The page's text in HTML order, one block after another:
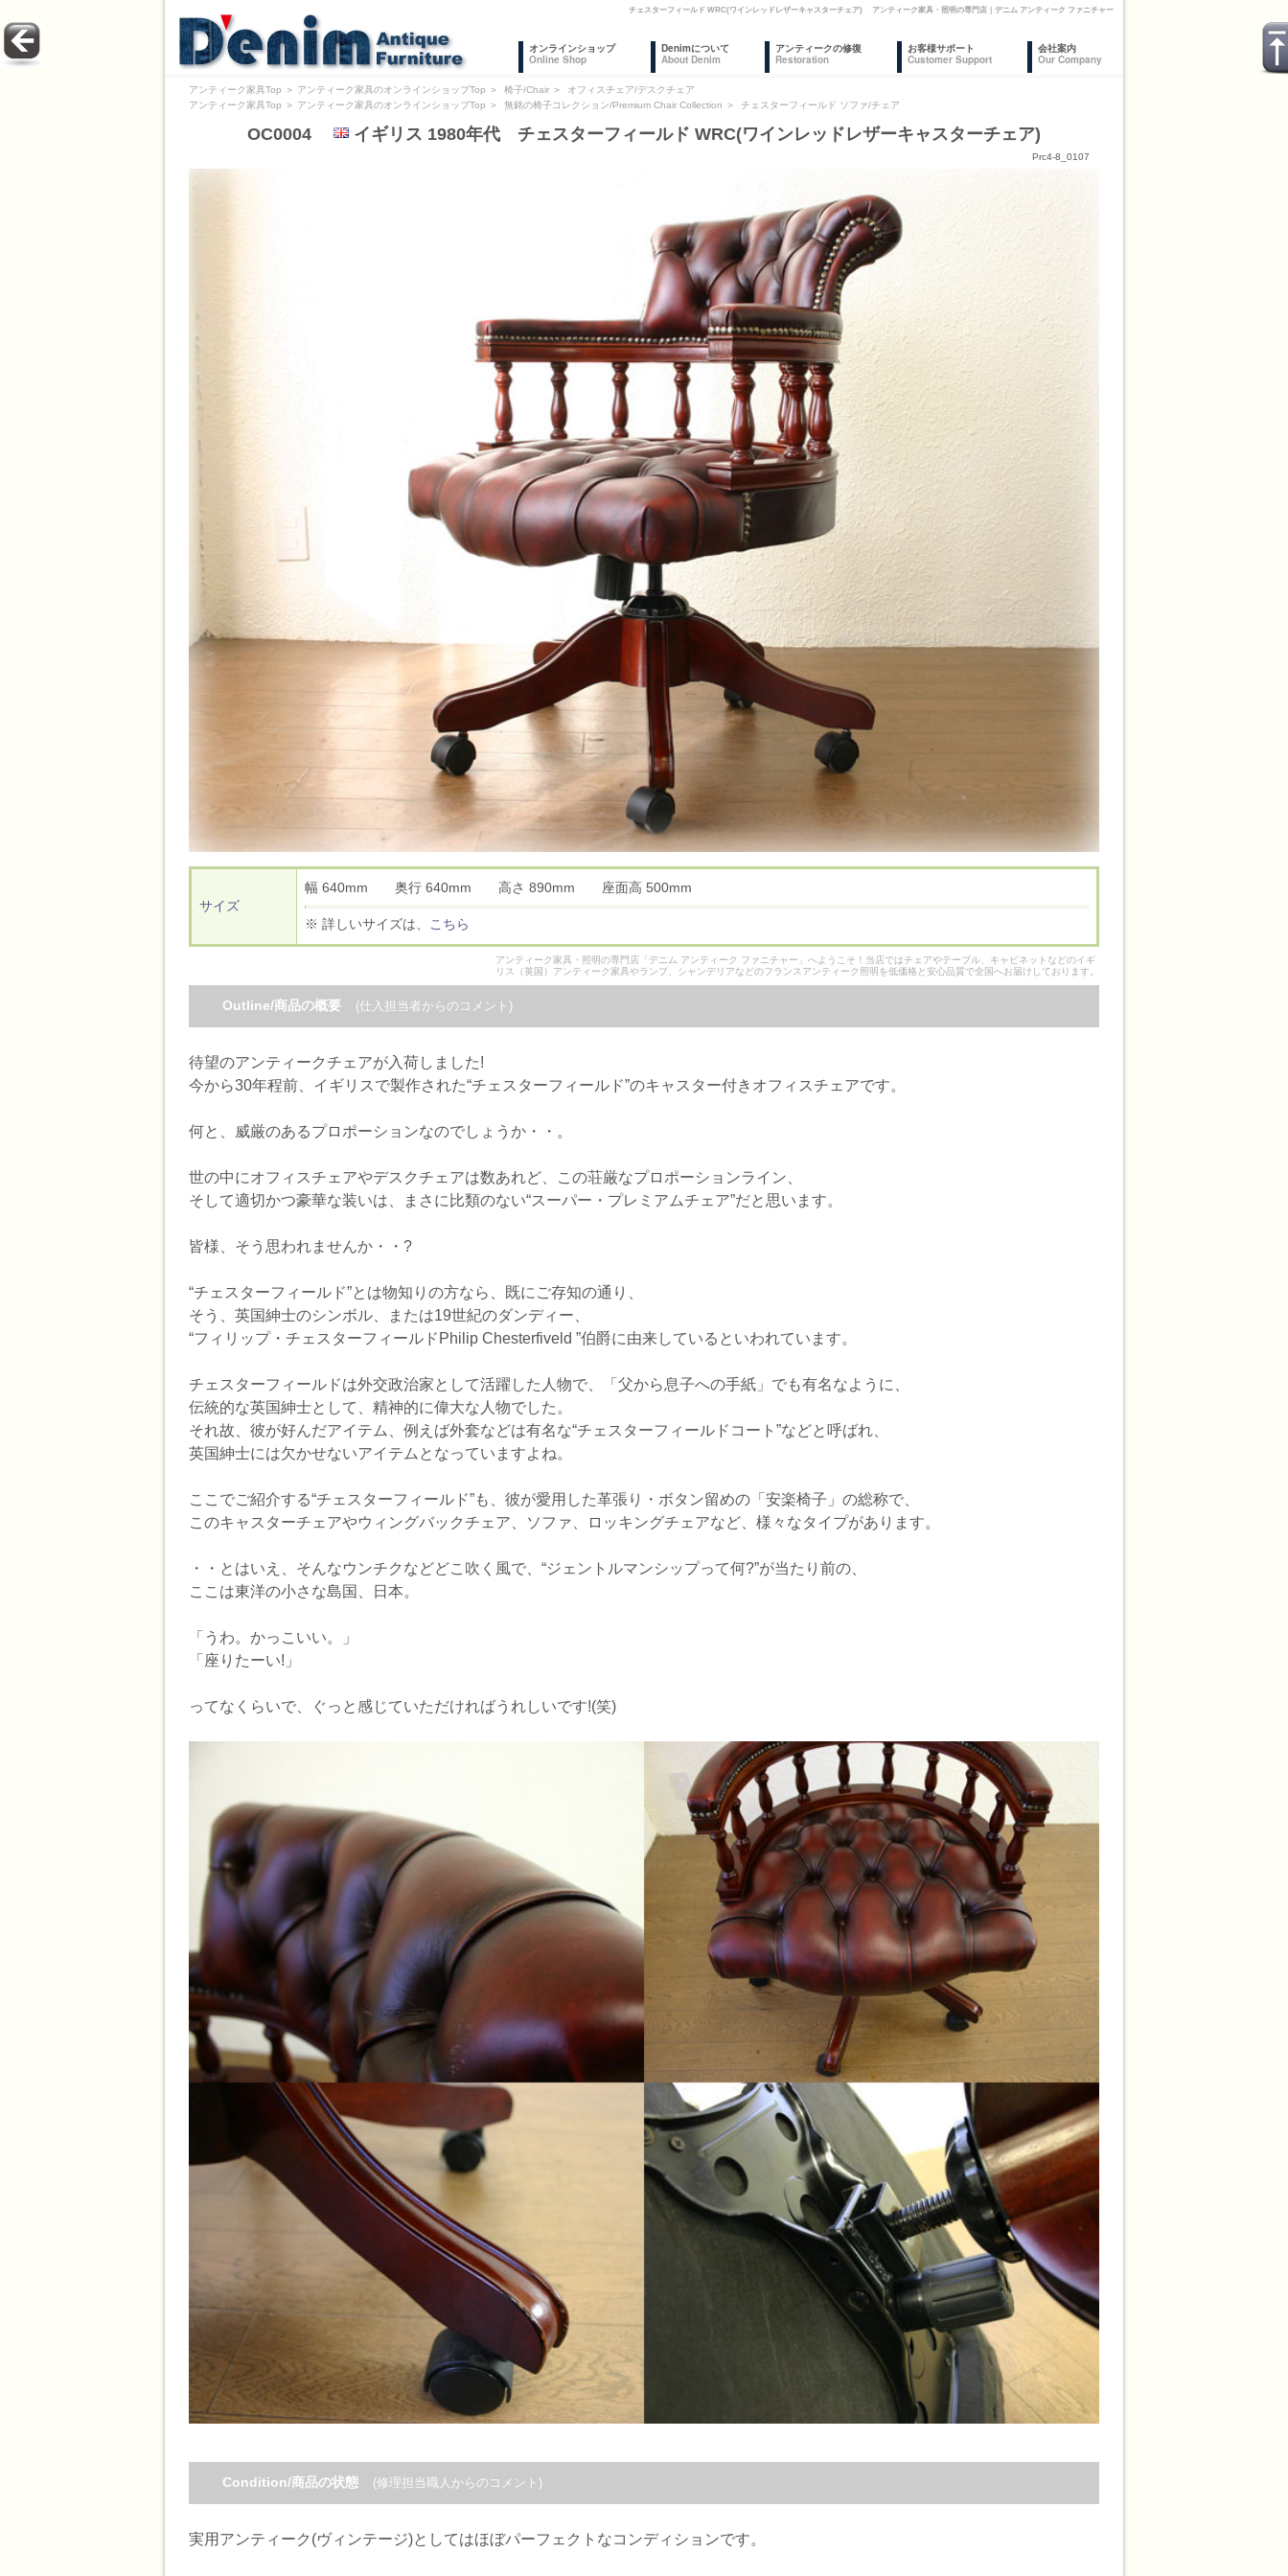
チェスターフィールド WRC(ワインレッドレザーキャスターチェア) アンティーク家具・照明の専門店｜デニム アンティーク ファニチャー
オンラインショップ
Online Shop
Denimについて
About Denim
アンティークの修復
Restoration
お客様サポート
Customer Support
会社案内
Our Company
アンティーク家具Top ＞ アンティーク家具のオンラインショップTop ＞ 椅子/Chair ＞
オフィスチェア/デスクチェア
アンティーク家具Top ＞ アンティーク家具のオンラインショップTop ＞ 無銘の椅子コレクション/Premium Chair Collection ＞ チェスターフィールド ソファ/チェア
OC0004 イギリス 1980年代 チェスターフィールド WRC(ワインレッドレザーキャスターチェア)
Prc4-8_0107
サイズ
幅 640mm 奥行 640mm 高さ 890mm 座面高 500mm
※ 詳しいサイズは、 こちら
アンティーク家具・照明の専門店「デニム アンティーク ファニチャー」へようこそ！当店ではチェアやテーブル、キャビネットなどのイギ
リス（英国）アンティーク家具やランプ、シャンデリアなどのフランスアンティーク照明を低価格と安心品質で全国へお届けしております。
Outline/商品の概要 (仕入担当者からのコメント)
待望のアンティークチェアが入荷しました!
今から30年程前、イギリスで製作された“チェスターフィールド”のキャスター付きオフィスチェアです。
何と、威厳のあるプロポーションなのでしょうか・・。
世の中にオフィスチェアやデスクチェアは数あれど、この荘厳なプロポーションライン、
そして適切かつ豪華な装いは、まさに比類のない“スーパー・プレミアムチェア”だと思います。
皆様、そう思われませんか・・?
“チェスターフィールド”とは物知りの方なら、既にご存知の通り、
そう、英国紳士のシンボル、または19世紀のダンディー、
“フィリップ・チェスターフィールドPhilip Chesterfiveld ”伯爵に由来しているといわれています。
チェスターフィールドは外交政治家として活躍した人物で、「父から息子への手紙」でも有名なように、
伝統的な英国紳士として、精神的に偉大な人物でした。
それ故、彼が好んだアイテム、例えば外套などは有名な“チェスターフィールドコート”などと呼ばれ、
英国紳士には欠かせないアイテムとなっていますよね。
ここでご紹介する“チェスターフィールド”も、彼が愛用した革張り・ボタン留めの「安楽椅子」の総称で、
このキャスターチェアやウィングバックチェア、ソファ、ロッキングチェアなど、様々なタイプがあります。
・・とはいえ、そんなウンチクなどどこ吹く風で、“ジェントルマンシップって何?”が当たり前の、
ここは東洋の小さな島国、日本。
「うわ。かっこいい。」
「座りたーい!」
ってなくらいで、ぐっと感じていただければうれしいです!(笑)
Condition/商品の状態 (修理担当職人からのコメント)
実用アンティーク(ヴィンテージ)としてはほぼパーフェクトなコンディションです。